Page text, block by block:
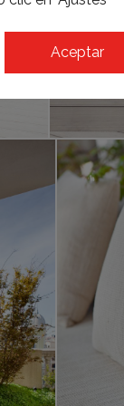
Aceptar